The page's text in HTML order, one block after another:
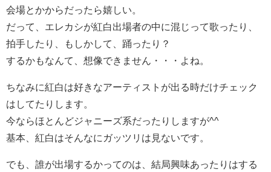
会場とかからだったら嬉しい。
だって、エレカシが紅白出場者の中に混じって歌ったり、
拍手したり、もしかして、踊ったり？
するかもなんて、想像できません・・・よね。
ちなみに紅白は好きなアーティストが出る時だけチェック
はしてたりします。
今ならほとんどジャニーズ系だったりしますが^^
基本、紅白はそんなにガッツリは見ないです。
でも、誰が出場するかってのは、結局興味あったりはする